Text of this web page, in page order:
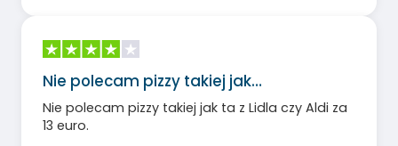
Nie polecam pizzy takiej jak…
Nie polecam pizzy takiej jak ta z Lidla czy Aldi za
13 euro.